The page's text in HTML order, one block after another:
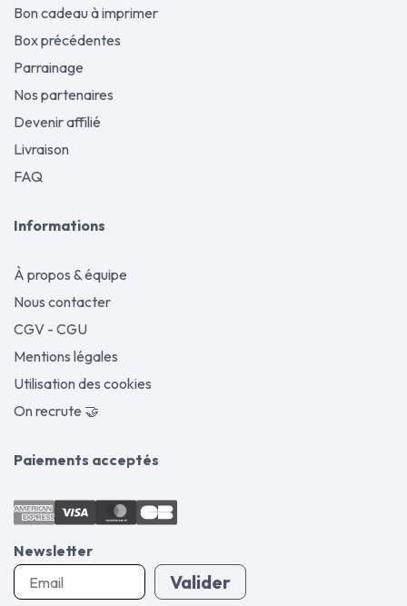
Bon cadeau à imprimer
Box précédentes
Parrainage
Nos partenaires
Devenir affilié
Livraison
FAQ
Informations
À propos & équipe
Nous contacter
CGV - CGU
Mentions légales
Utilisation des cookies
On recrute 🤝
Paiements acceptés
Newsletter
Valider